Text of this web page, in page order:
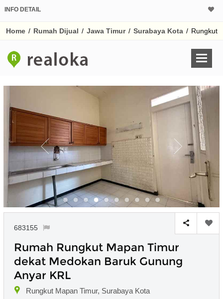
INFO DETAIL
Home / Rumah Dijual / Jawa Timur / Surabaya Kota / Rungkut
683155
Rumah Rungkut Mapan Timur
dekat Medokan Baruk Gunung
Anyar KRL
Rungkut Mapan Timur, Surabaya Kota
Harga Rp
Untuk hasil simulasi
pada kotak-
Simpan